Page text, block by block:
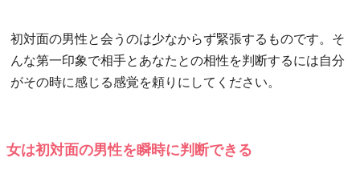
初対面の男性と会うのは少なからず緊張するものです。そ
んな第一印象で相手とあなたとの相性を判断するには自分
がその時に感じる感覚を頼りにしてください。
女は初対面の男性を瞬時に判断できる